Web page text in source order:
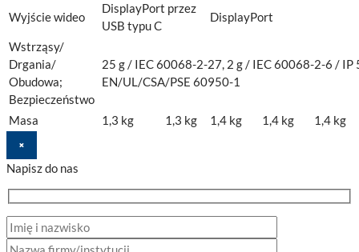
Wyjście wideo
DisplayPort przez
USB typu C
DisplayPort
Wstrząsy/
Drgania/
Obudowa;
Bezpieczeństwo
25 g / IEC 60068-2-27, 2 g / IEC 60068-2-6 / IP
EN/UL/CSA/PSE 60950-1
Masa 1,3 kg 1,3 kg 1,4 kg 1,4 kg 1,4 kg
×
Napisz do nas